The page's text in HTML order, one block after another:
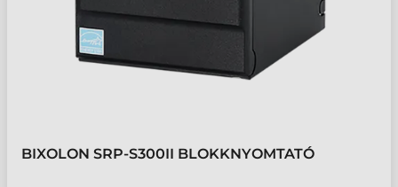
BIXOLON SRP-S300II BLOKKNYOMTATÓ